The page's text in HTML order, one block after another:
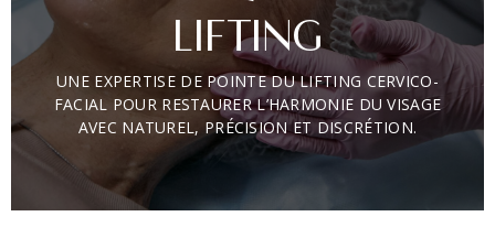
LIFTING
UNE EXPERTISE DE POINTE DU LIFTING CERVICO-
FACIAL POUR RESTAURER L’HARMONIE DU VISAGE
AVEC NATUREL, PRÉCISION ET DISCRÉTION.